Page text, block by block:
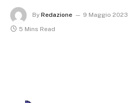
By Redazione 9 Maggio 2023
5 Mins Read